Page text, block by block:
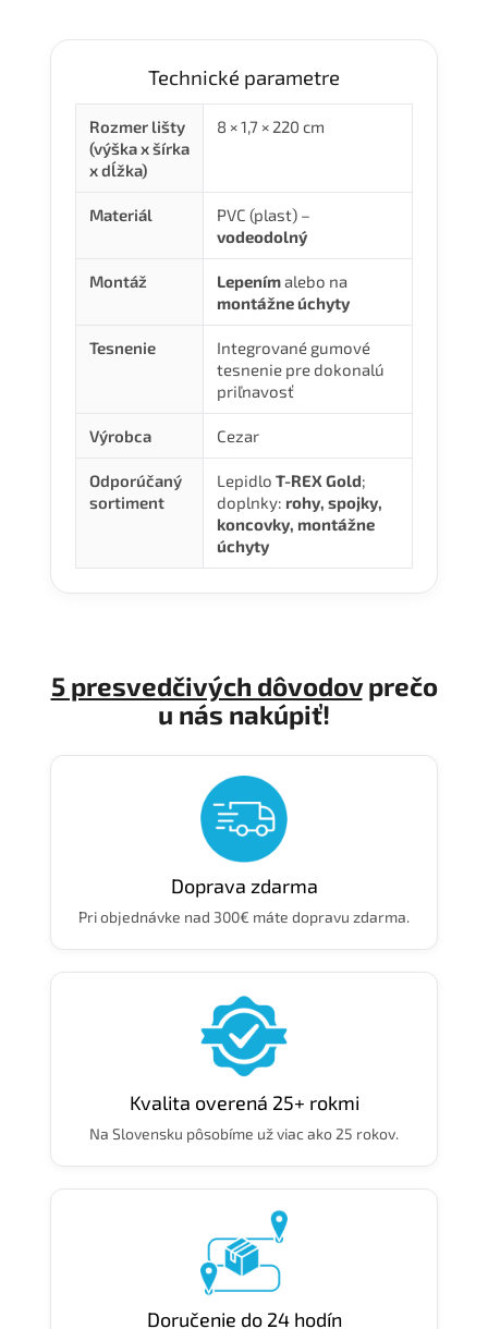
Technické parametre
Rozmer lišty
(výška x šírka
x dĺžka)
8 × 1,7 × 220 cm
Materiál
PVC (plast) –
vodeodolný
Montáž Lepenímalebo na
montážne úchyty
Tesnenie
Integrované gumové
tesnenie pre dokonalú
priľnavosť
Výrobca Cezar
Odporúčaný
sortiment
Lepidlo T-REX Gold;
doplnky: rohy, spojky,
koncovky, montážne
úchyty
5 presvedčivých dôvodovprečo
u nás nakúpiť!
Doprava zdarma
Pri objednávke nad 300€ máte dopravu zdarma.
Kvalita overená 25+ rokmi
Na Slovensku pôsobíme už viac ako 25 rokov.
Doručenie do 24 hodín